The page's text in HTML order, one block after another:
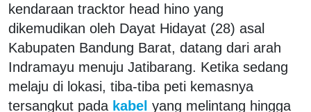
kendaraan tracktor head hino yang
dikemudikan oleh Dayat Hidayat (28) asal
Kabupaten Bandung Barat, datang dari arah
Indramayu menuju Jatibarang. Ketika sedang
melaju di lokasi, tiba-tiba peti kemasnya
tersangkut pada kabel yang melintang hingga